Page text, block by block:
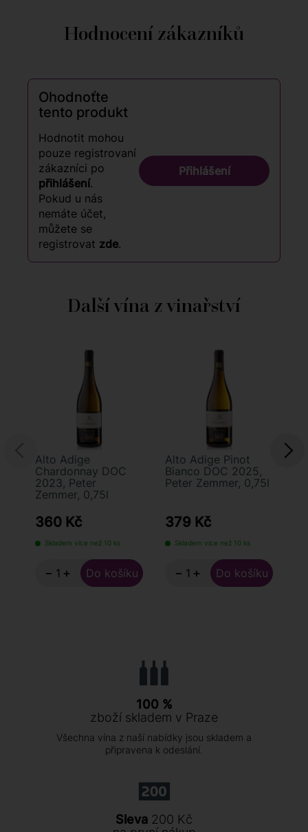
Hodnocení zákazníků
Ohodnoťte
tento produkt
Hodnotit mohou
pouze registrovaní
zákazníci po
přihlášení.
Pokud u nás
nemáte účet,
můžete se
registrovat zde.
Přihlášení
Další vína z vinařství
Alto Adige
Chardonnay DOC
2023, Peter
Zemmer, 0,75l
360 Kč
Skladem více než 10 ks
− +
Alto Adige Pinot
Bianco DOC 2025,
Peter Zemmer, 0,75l
379 Kč
Skladem více než 10 ks
− +
100 %
zboží skladem v Praze
Všechna vína z naší nabídky jsou skladem a
připravena k odeslání.
Sleva 200 Kč